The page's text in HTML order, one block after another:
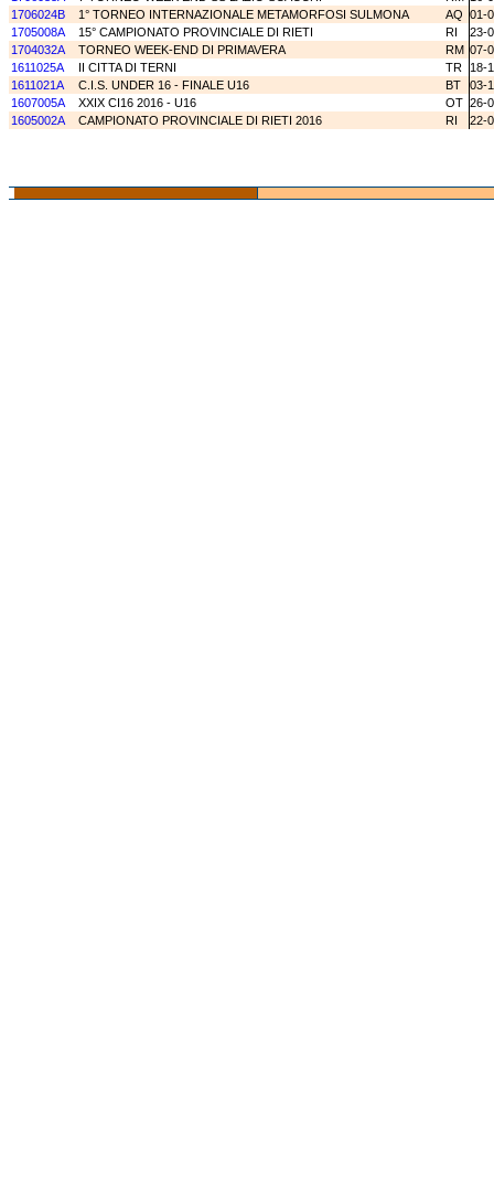
1706024B
1° TORNEO INTERNAZIONALE METAMORFOSI SULMONA AQ 01-
1705008A
15° CAMPIONATO PROVINCIALE DI RIETI RI
23-
1704032A
TORNEO WEEK-END DI PRIMAVERA RM 07-
1611025A
II CITTA DI TERNI TR
18-
1611021A
C.I.S. UNDER 16 - FINALE U16 BT
03-
1607005A
XXIX CI16 2016 - U16 OT 26-
1605002A
CAMPIONATO PROVINCIALE DI RIETI 2016 RI 22-